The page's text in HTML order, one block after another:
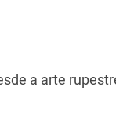
a arte